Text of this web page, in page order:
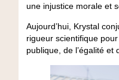
une injustice morale et
Aujourd’hui, Krystal
rigueur scientifique
publique, de l’égalité et